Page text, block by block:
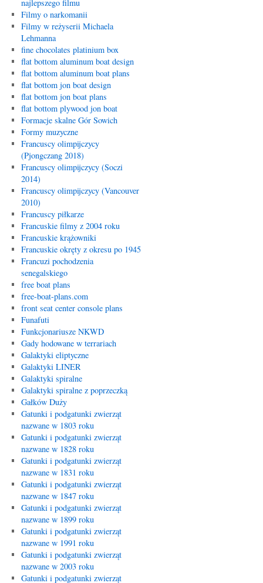
najlepszego filmu
Filmy o narkomanii
Filmy w reżyserii Michaela
Lehmanna
fine chocolates platinium box
flat bottom aluminum boat design
flat bottom aluminum boat plans
flat bottom jon boat design
flat bottom jon boat plans
flat bottom plywood jon boat
Formacje skalne Gór Sowich
Formy muzyczne
Francuscy olimpijczycy
(Pjongczang 2018)
Francuscy olimpijczycy (Soczi
2014)
Francuscy olimpijczycy (Vancouver
2010)
Francuscy piłkarze
Francuskie filmy z 2004 roku
Francuskie krążowniki
Francuskie okręty z okresu po 1945
Francuzi pochodzenia
senegalskiego
free boat plans
free-boat-plans.com
front seat center console plans
Funafuti
Funkcjonariusze NKWD
Gady hodowane w terrariach
Galaktyki eliptyczne
Galaktyki LINER
Galaktyki spiralne
Galaktyki spiralne z poprzeczką
Gałków Duży
Gatunki i podgatunki zwierząt
nazwane w 1803 roku
Gatunki i podgatunki zwierząt
nazwane w 1828 roku
Gatunki i podgatunki zwierząt
nazwane w 1831 roku
Gatunki i podgatunki zwierząt
nazwane w 1847 roku
Gatunki i podgatunki zwierząt
nazwane w 1899 roku
Gatunki i podgatunki zwierząt
nazwane w 1991 roku
Gatunki i podgatunki zwierząt
nazwane w 2003 roku
Gatunki i podgatunki zwierząt